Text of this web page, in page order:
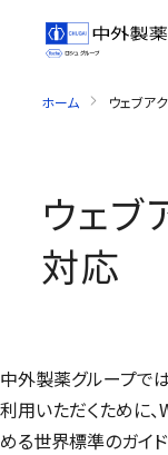
ホーム ウェブア
ウェブ
対応
中外製薬グループで
利用いただくために、
める世界標準のガイ